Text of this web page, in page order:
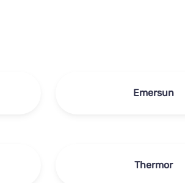
Emersun
Thermor